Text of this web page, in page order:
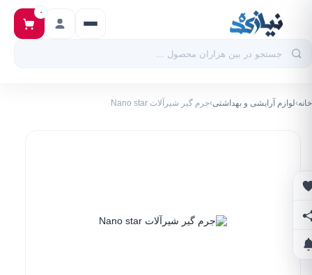
۰
خانه›لوازم آرایشی و بهداشتی›جرم گیر شیرآلات Nano star
علاقه‌مندی‌ها
اشتراک‌گذاری
اطلاع از تخفیف